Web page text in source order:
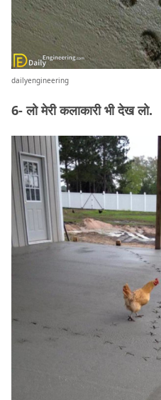
dailyengineering
6- लो मेरी कलाकारी भी देख लो.